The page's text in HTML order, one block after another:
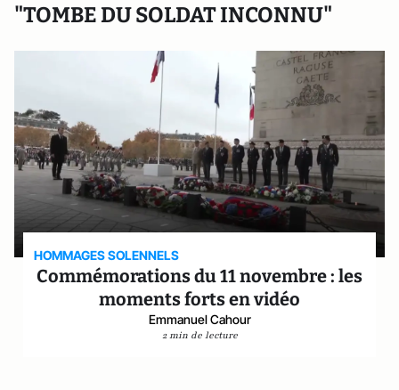
"TOMBE DU SOLDAT INCONNU"
HOMMAGES SOLENNELS
Commémorations du 11 novembre : les
moments forts en vidéo
Emmanuel Cahour
2 min de lecture